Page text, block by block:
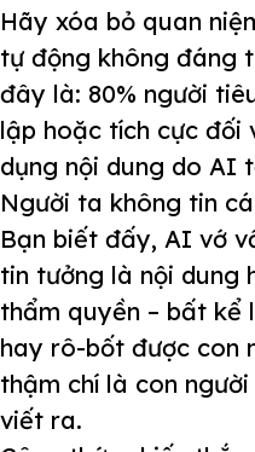
Hãy xóa bỏ quan
tự động không đáng
đây là: 80% người
lập hoặc tích cực đối
dụng nội dung do AI
Người ta không tin
Bạn biết đấy, AI vớ
tin tưởng là nội dung
thẩm quyền – bất kể
hay rô-bốt được con
thậm chí là con
viết ra.